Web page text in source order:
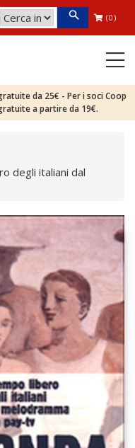
(0)
da 25€ - Per i soci Coop
a partire da 19€.
degli italiani dal